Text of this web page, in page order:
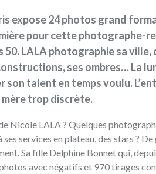
expose 24 photos grand
pour cette photographe-
50. LALA photographie sa ville,
ses ombres… La
son talent en temps voulu.
mère trop discrète.
Nicole LALA ? Quelques
services en plateau, des stars ?
Sa fille Delphine Bonnet qui,
avec négatifs et 970 tirages